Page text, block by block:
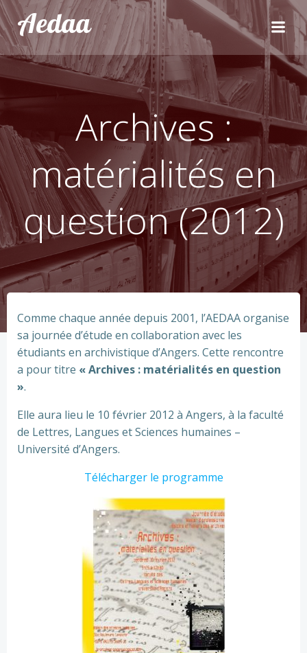
Aller
au
contenu
Aedaa
Archives :
matérialités en
question (2012)
Comme chaque année depuis 2001, l’AEDAA organise
sa journée d’étude en collaboration avec les
étudiants en archivistique d’Angers. Cette rencontre
a pour titre « Archives : matérialités en question
».
Elle aura lieu le 10 février 2012 à Angers, à la faculté
de Lettres, Langues et Sciences humaines –
Université d’Angers.
Télécharger le programme